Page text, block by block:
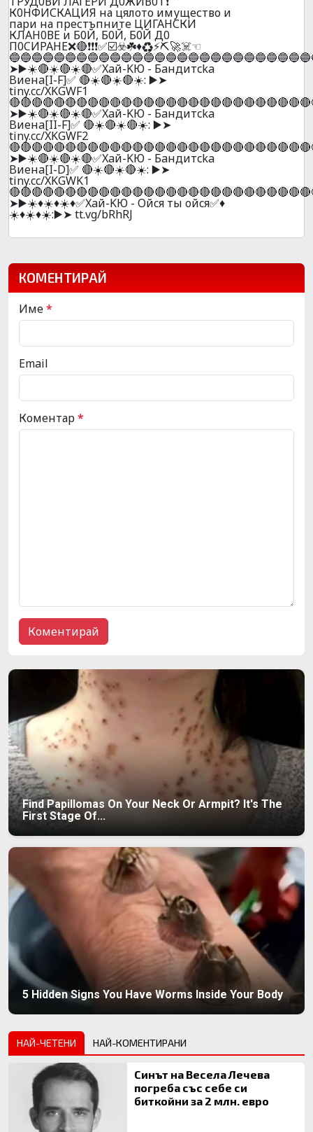
К0НФИСКАЦИЯ на цялото имущество и
пари на престъпните ЦИГАHСКИ
КЛАH0ВЕ и Б0Й, Б0Й, Б0Й Д0
П0CИPAНE❌🔴❗❗❗✅☑️☣️☘️♦️♻️⚡⛏️🚀☠️☜
➤▶️☀️🔴☀️🔴☀️🔴✅Xaй-KЮ - Бaндитcka
Bиeнa[I-F]✅ 🔴☀️🔴☀️🔴☀️: ▶️➤
tiny.cc/XKGWF1
➤▶️☀️🔴☀️🔴☀️🔴✅Xaй-KЮ - Бaндитcka
Bиeнa[II-F]✅ 🔴☀️🔴☀️🔴☀️: ▶️➤
tiny.cc/XKGWF2
➤▶️☀️🔴☀️🔴☀️🔴✅Xaй-KЮ - Бaндитcka
Bиeнa[I-D]✅ 🔴☀️🔴☀️🔴☀️: ▶️➤
tiny.cc/XKGWK1
➤▶️☀️♦️☀️♦️☀️♦️✅Xaй-KЮ - Oйcя ты oйcя✅♦️
☀️♦️☀️♦️☀️:▶️➤ tt.vg/bRhRJ
КОМЕНТИРАЙ
Име*
Email
Коментар*
Find Papillomas On Your Neck Or Armpit? It's The
First Stage Of...
5 Hidden Signs You Have Worms Inside Your Body
НАЙ-ЧЕТЕНИ НАЙ-КОМЕНТИРАНИ
Синът на Весела Лечева
погреба със себе си
биткойни за 2 млн. евро